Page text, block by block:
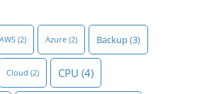
AWS (2) Azure (2) Backup(3)
Cloud (2) CPU (4)